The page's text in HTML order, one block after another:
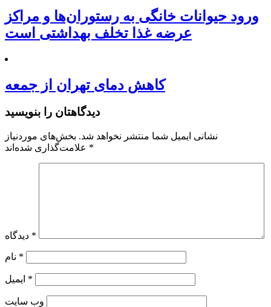
ورود حیوانات خانگی به رستوران‌ها و مراکز
عرضه غذا تخلف بهداشتی است
کاهش دمای تهران از جمعه
دیدگاهتان را بنویسید
نشانی ایمیل شما منتشر نخواهد شد. بخش‌های موردنیاز
*
*
*
*
وب‌ سایت